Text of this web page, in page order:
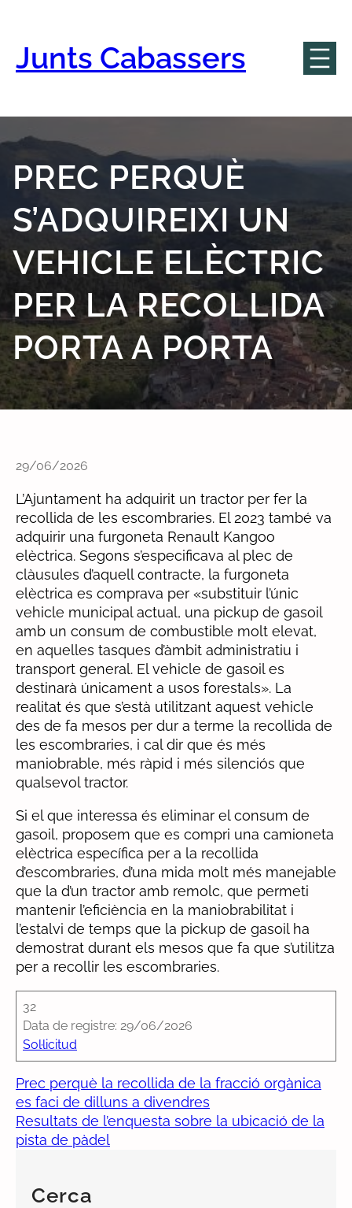
contingut
Junts Cabassers
PREC PERQUÈ
S’ADQUIREIXI UN
VEHICLE ELÈCTRIC
PER LA RECOLLIDA
PORTA A PORTA
29/06/2026
L’Ajuntament ha adquirit un tractor per fer la
recollida de les escombraries. El 2023 també va
adquirir una furgoneta Renault Kangoo
elèctrica. Segons s’especificava al plec de
clàusules d’aquell contracte, la furgoneta
elèctrica es comprava per «substituir l’únic
vehicle municipal actual, una pickup de gasoil
amb un consum de combustible molt elevat,
en aquelles tasques d’àmbit administratiu i
transport general. El vehicle de gasoil es
destinarà únicament a usos forestals». La
realitat és que s’està utilitzant aquest vehicle
des de fa mesos per dur a terme la recollida de
les escombraries, i cal dir que és més
maniobrable, més ràpid i més silenciós que
qualsevol tractor.
Si el que interessa és eliminar el consum de
gasoil, proposem que es compri una camioneta
elèctrica específica per a la recollida
d’escombraries, d’una mida molt més manejable
que la d’un tractor amb remolc, que permeti
mantenir l’eficiència en la maniobrabilitat i
l’estalvi de temps que la pickup de gasoil ha
demostrat durant els mesos que fa que s’utilitza
per a recollir les escombraries.
32
Data de registre: 29/06/2026
Sol·licitud
Prec perquè la recollida de la fracció orgànica
es faci de dilluns a divendres
Resultats de l’enquesta sobre la ubicació de la
pista de pàdel
Cerca